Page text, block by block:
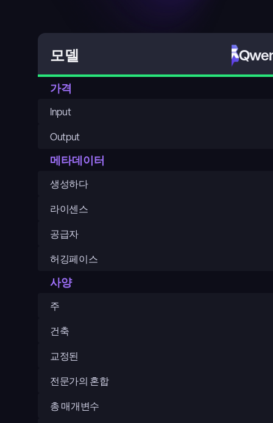
모델
가격
Input
Output
메타데이터
생성하다
라이센스
공급자
허깅페이스
사양
주
건축
교정된
전문가의 혼합
총 매개변수